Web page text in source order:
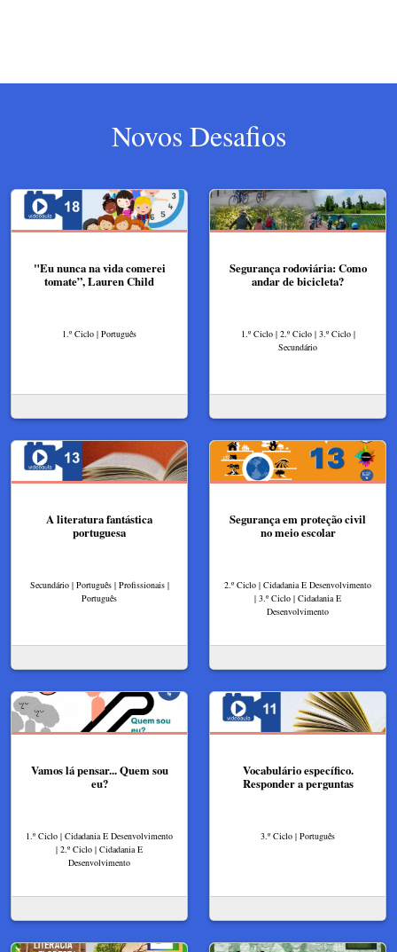
Novos Desafios
"Eu nunca na vida comerei
tomate”, Lauren Child
1.º Ciclo | Português
Segurança rodoviária: Como
andar de bicicleta?
1.º Ciclo | 2.º Ciclo | 3.º Ciclo |
Secundário
A literatura fantástica
portuguesa
Secundário | Português | Profissionais |
Português
Segurança em proteção civil
no meio escolar
2.º Ciclo | Cidadania E Desenvolvimento
| 3.º Ciclo | Cidadania E
Desenvolvimento
Vamos lá pensar... Quem sou
eu?
1.º Ciclo | Cidadania E Desenvolvimento
| 2.º Ciclo | Cidadania E
Desenvolvimento
Vocabulário específico.
Responder a perguntas
3.º Ciclo | Português